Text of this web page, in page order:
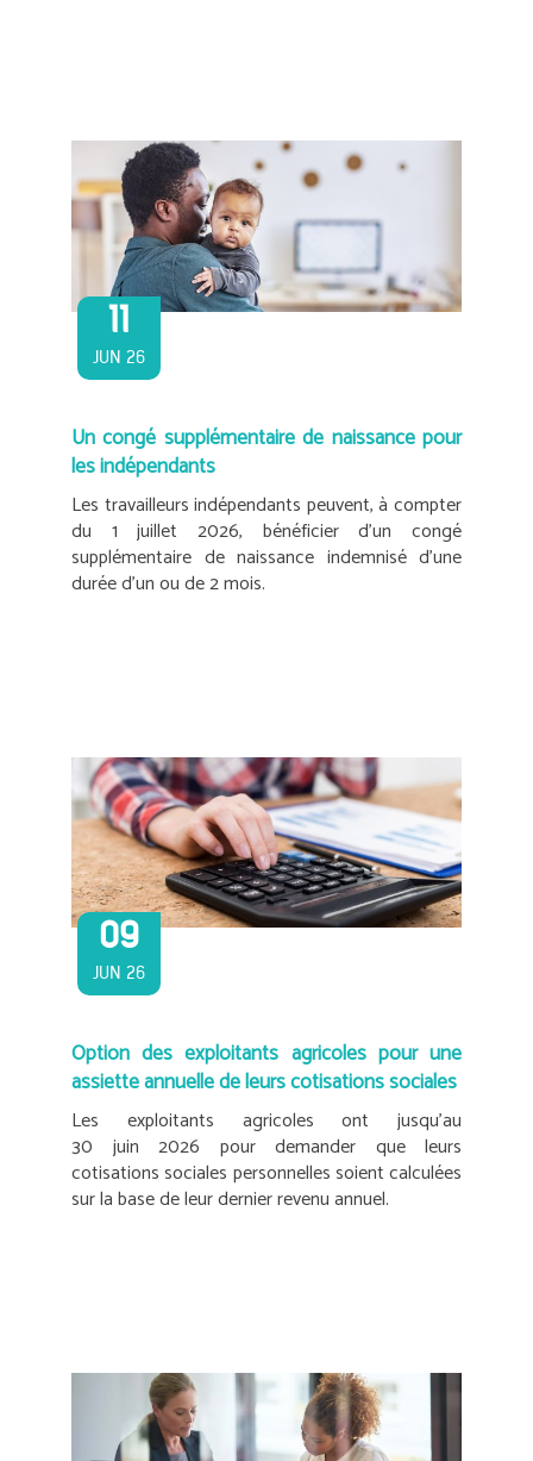
11
JUN 26
Un congé supplémentaire de naissance pour
les indépendants
Les travailleurs indépendants peuvent, à compter
du 1 juillet 2026, bénéficier d’un congé
supplémentaire de naissance indemnisé d’une
durée d’un ou de 2 mois.
09
JUN 26
Option des exploitants agricoles pour une
assiette annuelle de leurs cotisations sociales
Les exploitants agricoles ont jusqu’au
30 juin 2026 pour demander que leurs
cotisations sociales personnelles soient calculées
sur la base de leur dernier revenu annuel.